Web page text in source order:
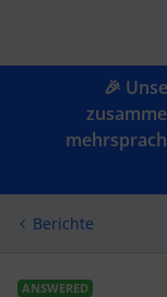
🎉
Berichte
ANSWERED